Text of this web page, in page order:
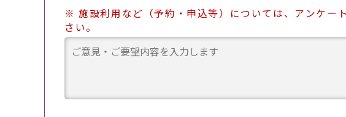
※ 施設利用など（予約・申込等）については、アンケー
さい。